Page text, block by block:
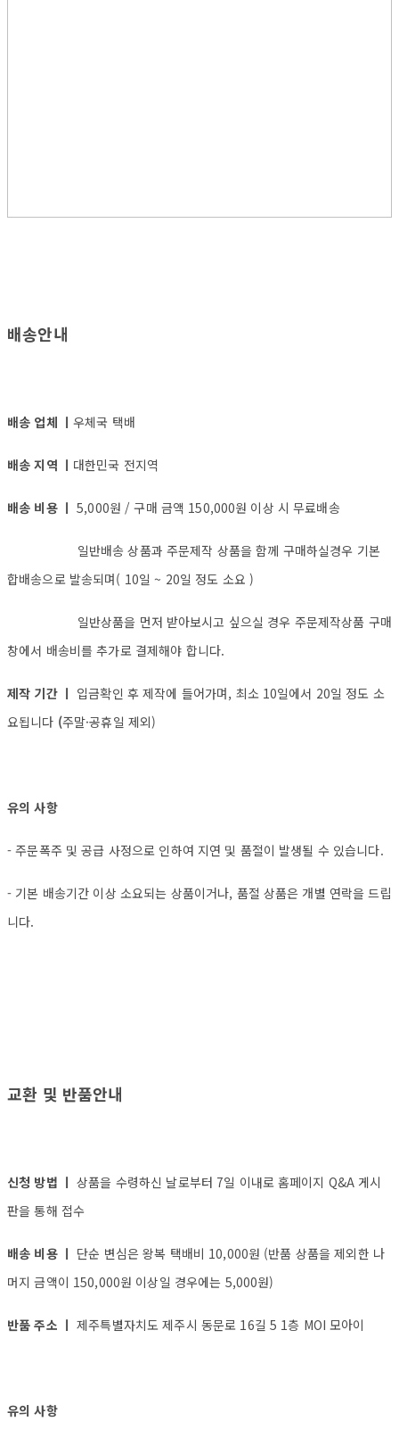
배송안내
배송 업체 ㅣ 우체국 택배
배송 지역 ㅣ 대한민국 전지역
배송 비용 ㅣ5,000원 / 구매 금액 150,000원 이상 시 무료배송
일반배송 상품과 주문제작 상품을 함께 구매하실경우 기본
합배송으로 발송되며( 10일 ~ 20일 정도 소요 )
일반상품을 먼저 받아보시고 싶으실 경우 주문제작상품 구매
창에서 배송비를 추가로 결제해야 합니다.
제작 기간 ㅣ 입금확인 후 제작에 들어가며, 최소 10일에서 20일 정도 소
요됩니다 (주말·공휴일 제외)
유의 사항
- 주문폭주 및 공급 사정으로 인하여 지연 및 품절이 발생될 수 있습니다.
- 기본 배송기간 이상 소요되는 상품이거나, 품절 상품은 개별 연락을 드립
니다.
교환 및 반품안내
신청 방법 ㅣ상품을 수령하신 날로부터 7일 이내로 홈페이지 Q&A 게시
판을 통해 접수
배송 비용 ㅣ 단순 변심은 왕복 택배비 10,000원 (반품 상품을 제외한 나
머지 금액이 150,000원 이상일 경우에는 5,000원)
반품 주소 ㅣ제주특별자치도 제주시 동문로 16길 5 1층 MOI 모아이
유의 사항